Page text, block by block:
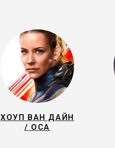
ХОУП ВАН ДАЙН
/ ОСА